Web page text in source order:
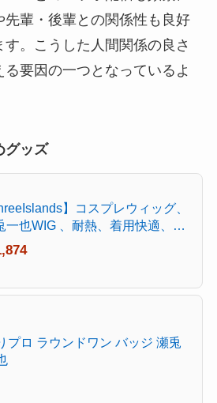
輩・後輩との関係性も良好
。こうした人間関係の良さ
る要因の一つとなっているよ
グッズ
】コスプレウィッグ、
一也WIG 、耐熱、着用快適、絡
くい、お手入れ簡単、日常着
撮影用装扮、コスプレ専用FH-
プロ ラウンドワン バッジ 瀬兎